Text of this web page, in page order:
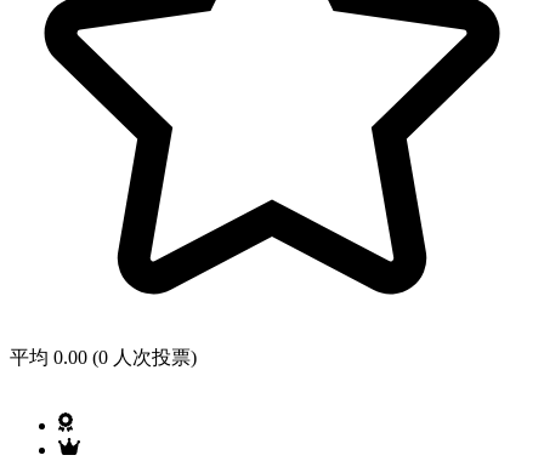
平均 0.00 (0 人次投票)